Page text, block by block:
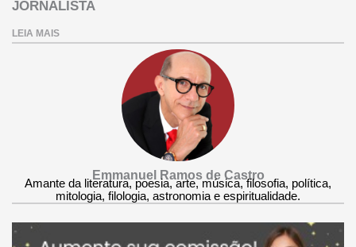
JORNALISTA
LEIA MAIS
Emmanuel Ramos de Castro
Amante da literatura, poesia, arte, música, filosofia, política,
mitologia, filologia, astronomia e espiritualidade.